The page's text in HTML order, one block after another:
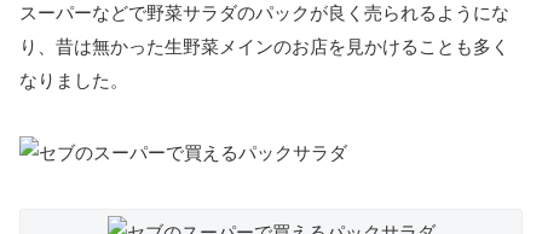
スーパーなどで野菜サラダのパックが良く売られるようにな
り、昔は無かった生野菜メインのお店を見かけることも多く
なりました。